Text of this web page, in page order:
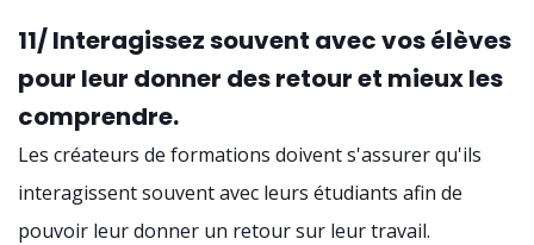
11/ Interagissez souvent avec vos élèves
pour leur donner des retour et mieux les
comprendre.
Les créateurs de formations doivent s'assurer qu'ils
interagissent souvent avec leurs étudiants afin de
pouvoir leur donner un retour sur leur travail.